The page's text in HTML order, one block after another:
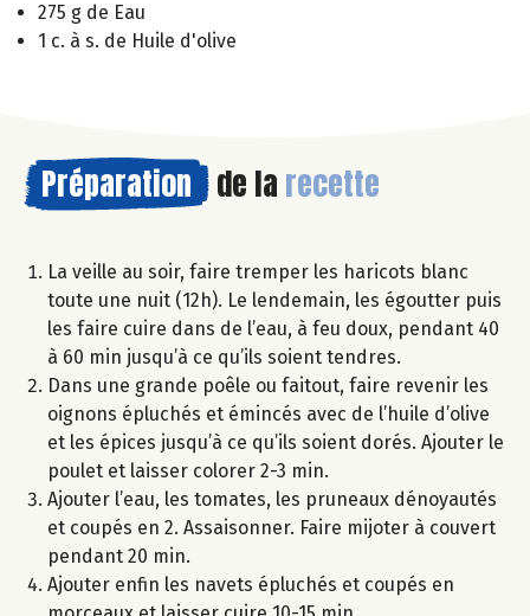
275 g de Eau
1 c. à s. de Huile d'olive
Préparation de la recette
La veille au soir, faire tremper les haricots blanc
toute une nuit (12h). Le lendemain, les égoutter puis
les faire cuire dans de l’eau, à feu doux, pendant 40
à 60 min jusqu’à ce qu’ils soient tendres.
Dans une grande poêle ou faitout, faire revenir les
oignons épluchés et émincés avec de l’huile d’olive
et les épices jusqu’à ce qu’ils soient dorés. Ajouter le
poulet et laisser colorer 2-3 min.
Ajouter l’eau, les tomates, les pruneaux dénoyautés
et coupés en 2. Assaisonner. Faire mijoter à couvert
pendant 20 min.
Ajouter enfin les navets épluchés et coupés en